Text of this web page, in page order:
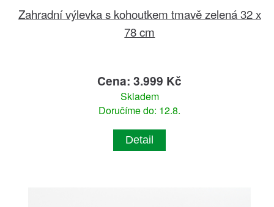
Zahradní výlevka s kohoutkem tmavě zelená 32 x
78 cm
Cena: 3.999 Kč
Skladem
Doručíme do: 12.8.
Detail